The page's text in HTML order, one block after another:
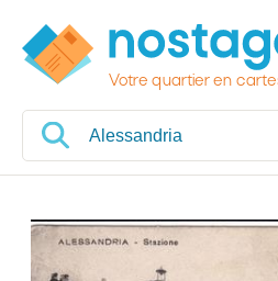
Votre quartier en